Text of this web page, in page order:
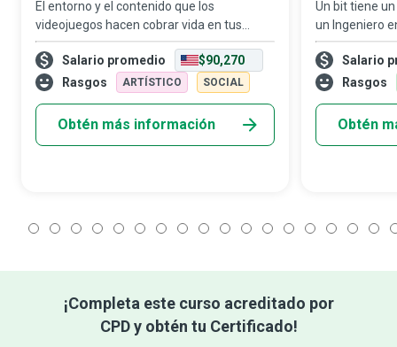
El entorno y el contenido que los
videojuegos hacen cobrar vida en tus
pantallas combinan las habilidades
creativas y técnicas de los expertos en
juegos con el espíritu aventurero y la
Salario promedio
$90,270
Rasgos
ARTÍSTICO SOCIAL
Obtén más información
Un bit tiene
un Ingeniero
proporciona
diseño,Salario
Rasgos
Obtén
¡Completa este curso acreditado por
CPD y obtén tu Certificado!